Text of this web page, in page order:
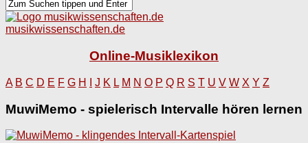
musikwissenschaften.de
Online-Musiklexikon
A B C D E F G H J K L M N O P Q R S T U V W X Y Z
MuwiMemo - spielerisch Intervalle hören lernen